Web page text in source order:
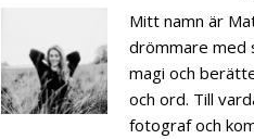
Mitt namn är
drömmare med
magi och
och ord. Till
fotograf och